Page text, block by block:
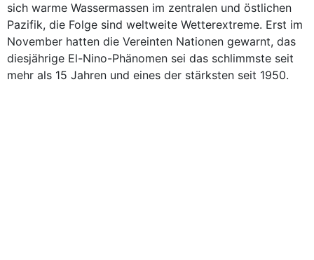
sich warme Wassermassen im zentralen und östlichen
Pazifik, die Folge sind weltweite Wetterextreme. Erst im
November hatten die Vereinten Nationen gewarnt, das
diesjährige El-Nino-Phänomen sei das schlimmste seit
mehr als 15 Jahren und eines der stärksten seit 1950.